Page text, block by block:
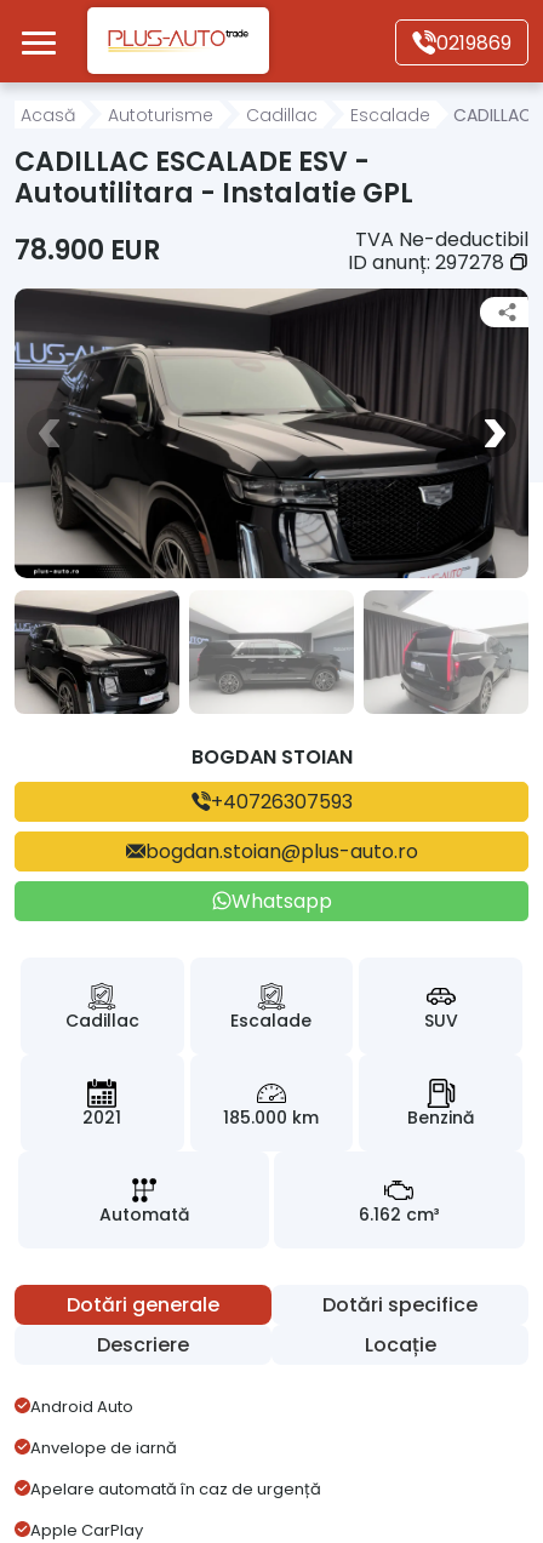
Mergi direct la conținutul principal
0219869
Acasă
Autoturisme
Motociclete
Autoutilitare
Alte tipuri vehicule
Despre Noi
Contact
Acasă Autoturisme Cadillac Escalade
CADILLAC ESCALADE ESV -
Autoutilitara - Instalatie GPL
78.900 EUR
TVA Ne-deductibil
ID anunț: 297278
BOGDAN STOIAN
+40726307593
bogdan.stoian@plus-auto.ro
Whatsapp
Cadillac Escalade SUV
2021 185.000 km Benzină
Automată 6.162 cm³
Dotări generale
Dotări specifice
Descriere
Locație
Android Auto
Anvelope de iarnă
Apelare automată în caz de urgență
Apple CarPlay